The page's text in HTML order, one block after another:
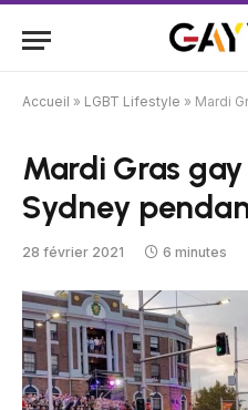
Accueil » LGBT Lifestyle » Mardi
Mardi Gras
Sydney
28 février 2021 6 minutes